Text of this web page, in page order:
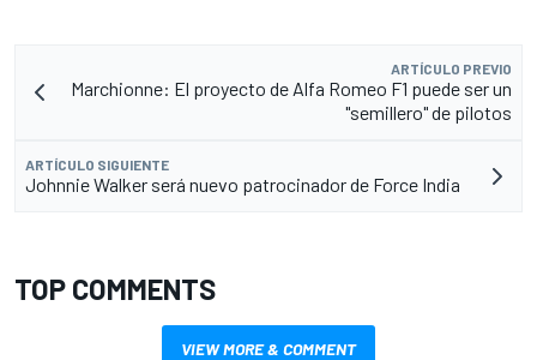
ARTÍCULO PREVIO
Marchionne: El proyecto de Alfa Romeo F1 puede ser un
"semillero" de pilotos
ARTÍCULO SIGUIENTE
Johnnie Walker será nuevo patrocinador de Force India
TOP COMMENTS
VIEW MORE & COMMENT